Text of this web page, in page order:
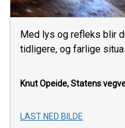
Med lys og refleks blir
tidligere, og farlige
Knut Opeide,Statens
LAST NED BILDE